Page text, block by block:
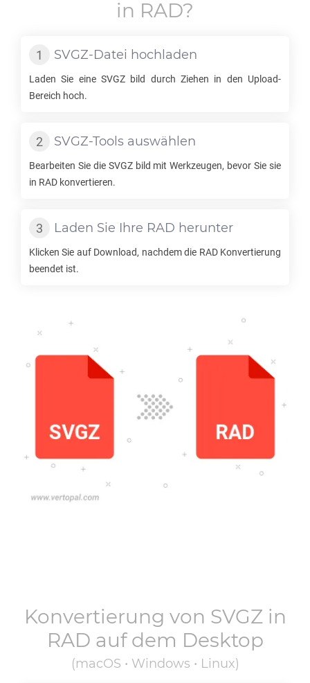
in RAD?
SVGZ-Datei hochladen
Laden Sie eine SVGZ bild durch Ziehen in den Upload-
Bereich hoch.
SVGZ-Tools auswählen
Bearbeiten Sie die SVGZbild mit Werkzeugen, bevor Sie sie
in RAD konvertieren.
Laden Sie Ihre RAD herunter
Klicken Sie auf Download, nachdem die RADKonvertierung
beendet ist.
Konvertierung von SVGZin
RAD auf dem Desktop
(macOS • Windows • Linux)